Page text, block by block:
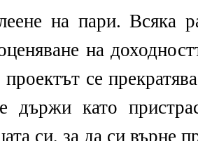
на пари. Всяка
на
проектът се
държи като
си, за да си върне